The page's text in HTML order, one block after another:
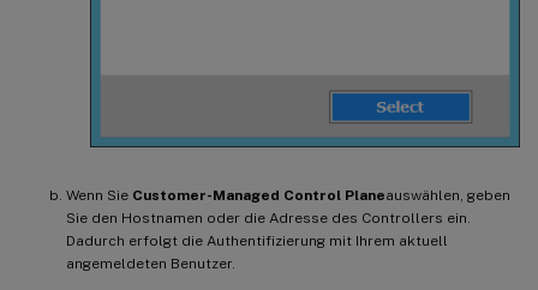
Wenn Sie Customer-Managed Control Planeauswählen, geben
Sie den Hostnamen oder die Adresse des Controllers ein.
Dadurch erfolgt die Authentifizierung mit Ihrem aktuell
angemeldeten Benutzer.